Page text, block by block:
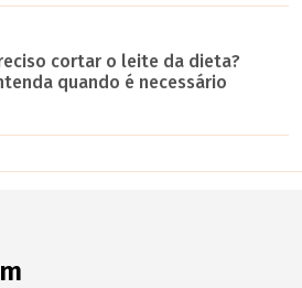
cortar o leite da dieta?
quando é necessário